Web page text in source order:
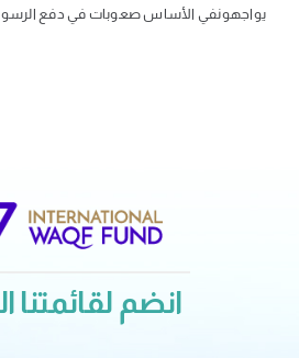
يواجهونفي الأساس صعوبات في دفع الرسوم
انضم لقائمتنا